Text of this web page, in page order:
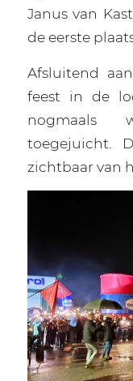
Janus van
de eerste
Afsluitend
feest in de
nogmaals
toegejuicht.
zichtbaar van